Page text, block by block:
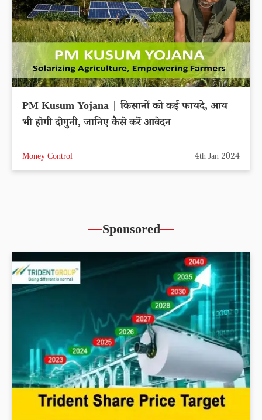
PM Kusum Yojana | किसानों को कई फायदे, आय
भी होगी दोगुनी, जानिए कैसे करें आवेदन
Money Control 4th Jan 2024
Sponsored